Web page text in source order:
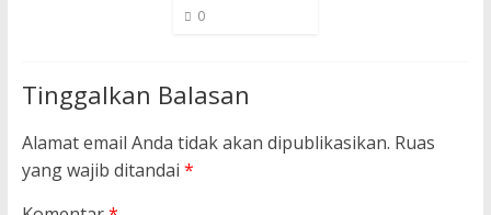
0
Tinggalkan Balasan
Alamat email Anda tidak akan dipublikasikan. Ruas
yang wajib ditandai *